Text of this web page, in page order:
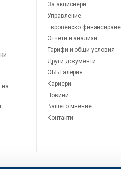
на
За акционери
Управление
Европейско финансиране
Отчети и анализи
Тарифи и общи условия
Други документи
ОББ Галерия
Кариери
Новини
Вашето мнение
Контакти